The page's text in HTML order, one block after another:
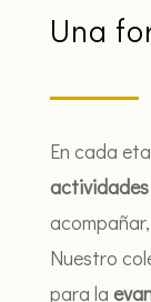
Una
En cada
Nuestro
para la